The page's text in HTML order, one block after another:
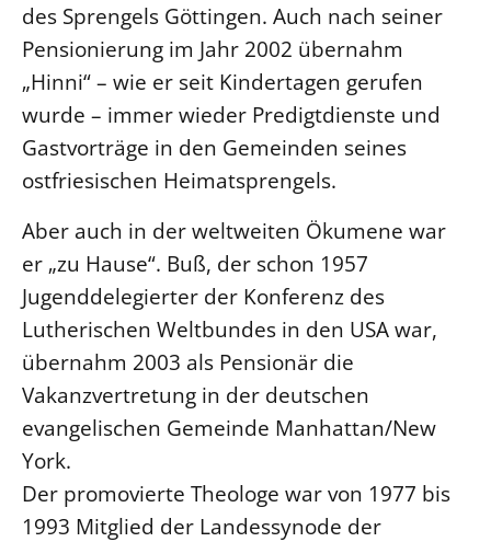
des Sprengels Göttingen. Auch nach seiner
Pensionierung im Jahr 2002 übernahm
„Hinni“ – wie er seit Kindertagen gerufen
wurde – immer wieder Predigtdienste und
Gastvorträge in den Gemeinden seines
ostfriesischen Heimatsprengels.
Aber auch in der weltweiten Ökumene war
er „zu Hause“. Buß, der schon 1957
Jugenddelegierter der Konferenz des
Lutherischen Weltbundes in den USA war,
übernahm 2003 als Pensionär die
Vakanzvertretung in der deutschen
evangelischen Gemeinde Manhattan/New
York.
Der promovierte Theologe war von 1977 bis
1993 Mitglied der Landessynode der
MITARBEIT
Ehrenamt
Freie Stellen
BIBLIOTHEK & ARCHIV
SERVICE
Älterwerden im Pfarrberuf
Beteiligungsverfahren
Beschwerdestellen
Ephoralbüro
Finanzplanung
Fundraising
IT-Service
Corporate Design